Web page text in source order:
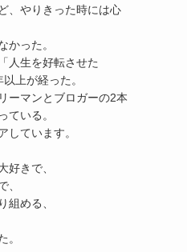
、やりきった時には心
かった。
人生を好転させた
上が経った。
ーマンとブロガーの2本
ている。
しています。
好きで、
、
組める、
。